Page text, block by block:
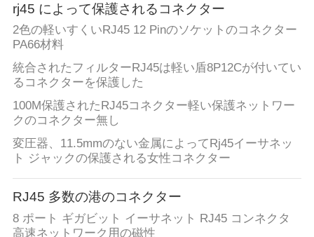
ー
私
達
に
つ
い
て
rj45 によって保護されるコネクター
2色の軽いすくいRJ45 12 Pinのソケットのコネクター
PA66材料
統合されたフィルターRJ45は軽い盾8P12Cが付いてい
るコネクターを保護した
100M保護されたRJ45コネクター軽い保護ネットワー
クのコネクター無し
変圧器、11.5mmのない金属によってRj45イーサネッ
ト ジャックの保護される女性コネクター
RJ45 多数の港のコネクター
8 ポート ギガビット イーサネット RJ45 コンネクタ
高速ネットワーク用の磁性